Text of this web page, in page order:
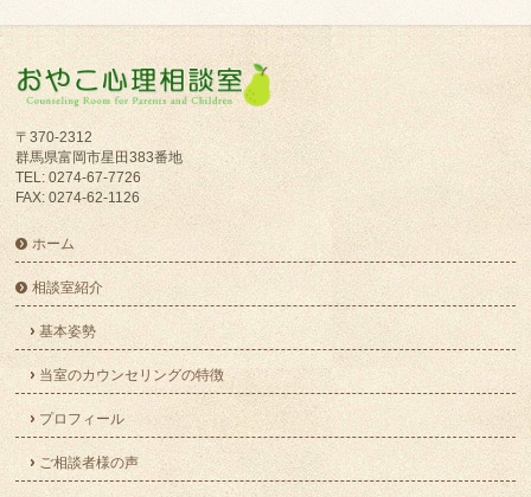
〒370-2312
群馬県富岡市星田383番地
TEL: 0274-67-7726
FAX: 0274-62-1126
ホーム
相談室紹介
基本姿勢
当室のカウンセリングの特徴
プロフィール
ご相談者様の声